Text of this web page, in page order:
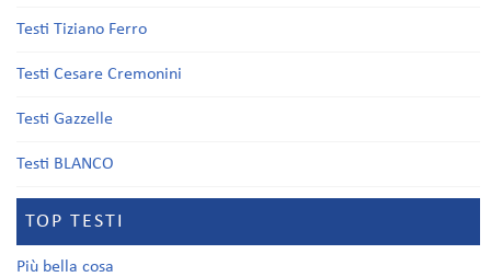
Testi Tiziano Ferro
Testi Cesare Cremonini
Testi Gazzelle
Testi BLANCO
TOP TESTI
Più bella cosa